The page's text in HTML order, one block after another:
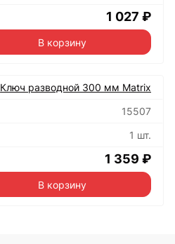
1 027 ₽
В корзину
Ключ разводной 300 мм Matrix
15507
1 шт.
1 359 ₽
В корзину